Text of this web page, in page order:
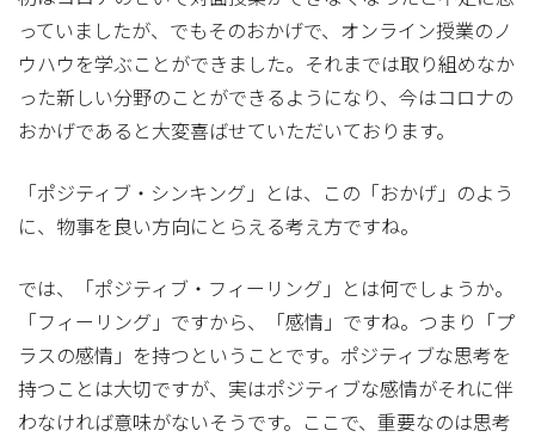
っていましたが、でもそのおかげで、オンライン授業のノ
ウハウを学ぶことができました。それまでは取り組めなか
った新しい分野のことができるようになり、今はコロナの
おかげであると大変喜ばせていただいております。
「ポジティブ・シンキング」とは、この「おかげ」のよう
に、物事を良い方向にとらえる考え方ですね。
では、「ポジティブ・フィーリング」とは何でしょうか。
「フィーリング」ですから、「感情」ですね。つまり「プ
ラスの感情」を持つということです。ポジティブな思考を
持つことは大切ですが、実はポジティブな感情がそれに伴
わなければ意味がないそうです。ここで、重要なのは思考